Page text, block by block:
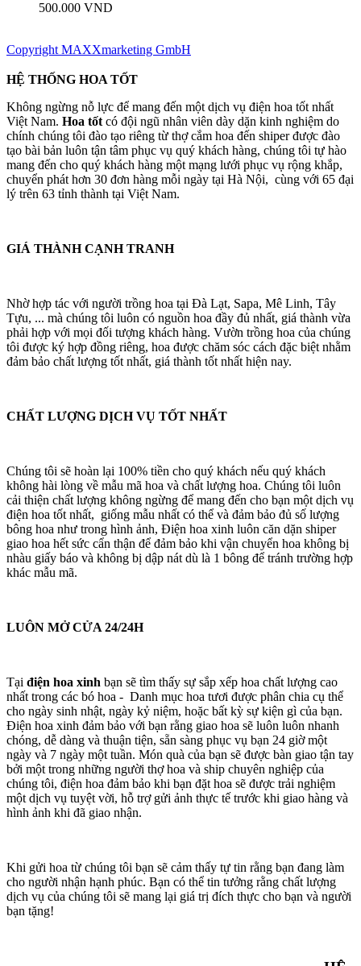
500.000 VND
Copyright MAXXmarketing GmbH
HỆ THỐNG HOA TỐT
Không ngừng nỗ lực để mang đến một dịch vụ điện hoa tốt nhất
Việt Nam. Hoa tốt có đội ngũ nhân viên dày dặn kinh nghiệm do
chính chúng tôi đào tạo riêng từ thợ cắm hoa đến shiper được đào
tạo bài bản luôn tận tâm phục vụ quý khách hàng, chúng tôi tự hào
mang đến cho quý khách hàng một mạng lưới phục vụ rộng khắp,
chuyển phát hơn 30 đơn hàng mỗi ngày tại Hà Nội, cùng với 65 đại
lý trên 63 tỉnh thành tại Việt Nam.
GIÁ THÀNH CẠNH TRANH
Nhờ hợp tác với người trồng hoa tại Đà Lạt, Sapa, Mê Linh, Tây
Tựu, ... mà chúng tôi luôn có nguồn hoa đầy đủ nhất, giá thành vừa
phải hợp với mọi đối tượng khách hàng. Vườn trồng hoa của chúng
tôi được ký hợp đồng riêng, hoa được chăm sóc cách đặc biệt nhằm
đảm bảo chất lượng tốt nhất, giá thành tốt nhất hiện nay.
CHẤT LƯỢNG DỊCH VỤ TỐT NHẤT
Chúng tôi sẽ hoàn lại 100% tiền cho quý khách nếu quý khách
không hài lòng về mẫu mã hoa và chất lượng hoa. Chúng tôi luôn
cải thiện chất lượng không ngừng để mang đến cho bạn một dịch vụ
điện hoa tốt nhất, giống mẫu nhất có thể và đảm bảo đủ số lượng
bông hoa như trong hình ảnh, Điện hoa xinh luôn căn dặn shiper
giao hoa hết sức cẩn thận để đảm bảo khi vận chuyển hoa không bị
nhàu giấy báo và không bị dập nát dù là 1 bông để tránh trường hợp
khác mẫu mã.
LUÔN MỞ CỬA 24/24H
Tại điện hoa xinh bạn sẽ tìm thấy sự sắp xếp hoa chất lượng cao
nhất trong các bó hoa - Danh mục hoa tươi được phân chia cụ thể
cho ngày sinh nhật, ngày kỷ niệm, hoặc bất kỳ sự kiện gì của bạn.
Điện hoa xinh đảm bảo với bạn rằng giao hoa sẽ luôn luôn nhanh
chóng, dễ dàng và thuận tiện, sẵn sàng phục vụ bạn 24 giờ một
ngày và 7 ngày một tuần. Món quà của bạn sẽ được bàn giao tận tay
bởi một trong những người thợ hoa và ship chuyên nghiệp của
chúng tôi, điện hoa đảm bảo khi bạn đặt hoa sẽ được trải nghiệm
một dịch vụ tuyệt vời, hỗ trợ gửi ảnh thực tế trước khi giao hàng và
hình ảnh khi đã giao nhận.
Khi gửi hoa từ chúng tôi bạn sẽ cảm thấy tự tin rằng bạn đang làm
cho người nhận hạnh phúc. Bạn có thể tin tưởng rằng chất lượng
dịch vụ của chúng tôi sẽ mang lại giá trị đích thực cho bạn và người
bạn tặng!